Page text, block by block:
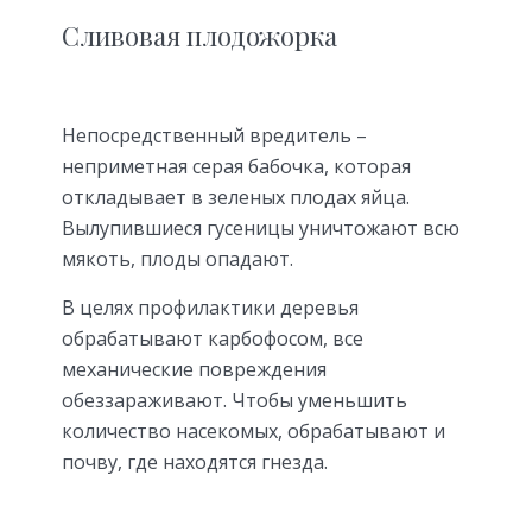
Сливовая плодожорка
Непосредственный вредитель –
неприметная серая бабочка, которая
откладывает в зеленых плодах яйца.
Вылупившиеся гусеницы уничтожают всю
мякоть, плоды опадают.
В целях профилактики деревья
обрабатывают карбофосом, все
механические повреждения
обеззараживают. Чтобы уменьшить
количество насекомых, обрабатывают и
почву, где находятся гнезда.